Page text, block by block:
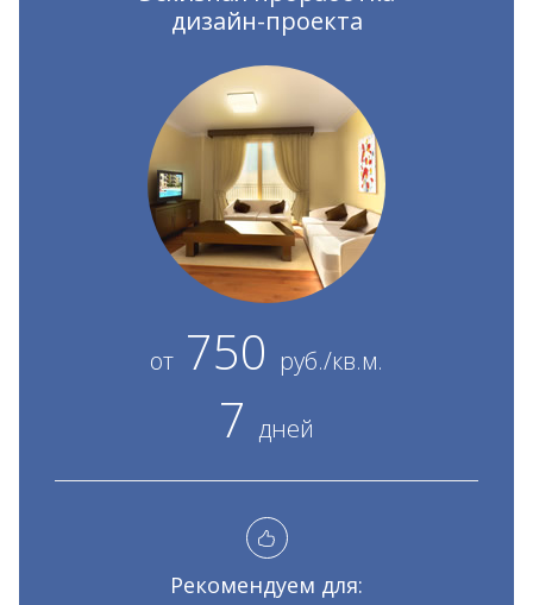
дизайн-проекта
от 750 руб./кв.м.
7 дней
Рекомендуем для: